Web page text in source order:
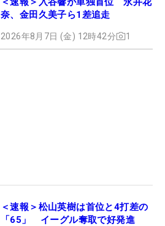
奈、金田久美子ら1差追走
2026年8月7日 (金) 12時42分 1
＜速報＞松山英樹は首位と4打差の
「65」 イーグル奪取で好発進